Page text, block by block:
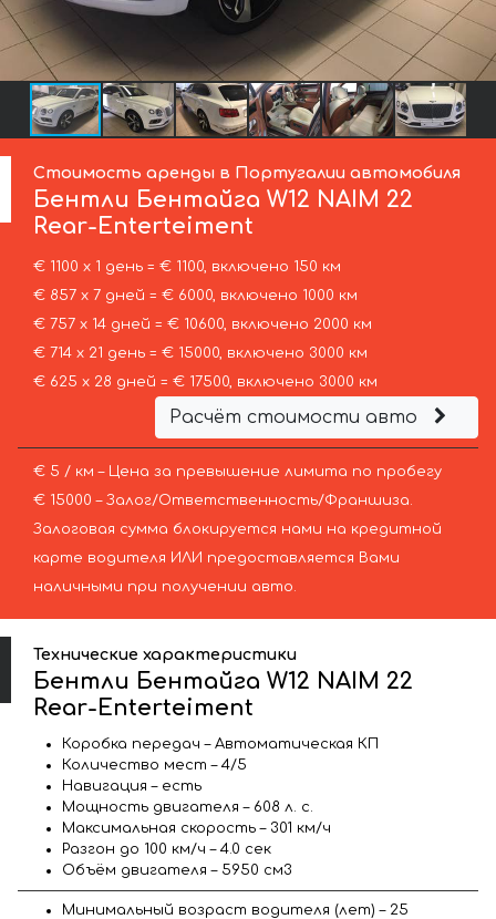
Стоимость аренды в Португалии автомобиля
Бентли Бентайга W12 NAIM 22
Rear-Enterteiment
€ 1100 х 1 день = € 1100, включено 150 км
€ 857 х 7 дней = € 6000, включено 1000 км
€ 757 х 14 дней = € 10600, включено 2000 км
€ 714 х 21 день = € 15000, включено 3000 км
€ 625 х 28 дней = € 17500, включено 3000 км
Расчёт стоимости авто
€ 5 / км – Цена за превышение лимита по пробегу
€ 15000 – Залог/Ответственность/Франшиза.
Залоговая сумма блокируется нами на кредитной
карте водителя ИЛИ предоставляется Вами
наличными при получении авто.
Технические характеристики
Бентли Бентайга W12 NAIM 22
Rear-Enterteiment
Коробка передач – Автоматическая КП
Количество мест – 4/5
Навигация – есть
Мощность двигателя – 608 л. с.
Максимальная скорость – 301 км/ч
Разгон до 100 км/ч – 4.0 сек
Объём двигателя – 5950 см3
Минимальный возраст водителя (лет) – 25